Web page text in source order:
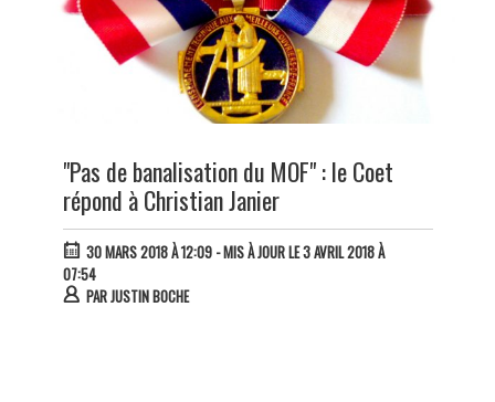
"Pas de banalisation du MOF" : le Coet
répond à Christian Janier
30 MARS 2018 À 12:09- MIS À JOUR LE 3 AVRIL 2018 À
07:54
PARJUSTIN BOCHE